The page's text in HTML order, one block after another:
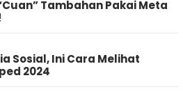
Tambahan Pakai Meta
Sosial, Ini Cara Melihat
2024